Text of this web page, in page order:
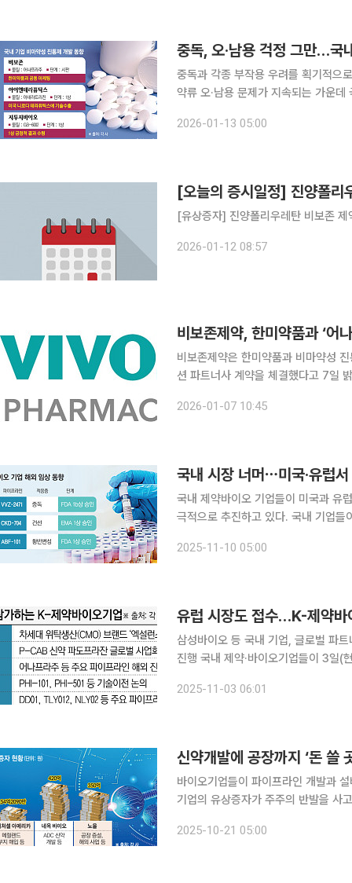
중독, 오·남용 걱정 그만…국
중독과 각종 부작용 우려를 획기적으
약류 오·남용 문제가 지속되는 가운
제린염산염)가 국내 시장을 적극적으
2026-01-13 05:00
[오늘의 증시일정] 진양폴리
[유상증자] 진양폴리우레탄 비보존
2026-01-12 08:57
비보존제약, 한미약품과 ‘어
비보존제약은 한미약품과 비마약성
션 파트너사 계약을 체결했다고 7일 밝혔다. 이번 계약으로 양사는 300병상 이하의
주 완제품을 공급하고 한미약품은 자
2026-01-07 10:45
국내 시장 너머⋯미국·유럽
국내 제약바이오 기업들이 미국과 유
극적으로 추진하고 있다. 국내 기업들
질 ‘VVZ-2471’에 대해 미국 식품의
2025-11-10 05:00
삼성바이오 등 국내 기업, 글로벌 파
진행 국내 제약·바이오기업들이 3일(현지시간)부터 5일까지 오스트리아 빈에서 열리는 유럽 최대
기술력과 경쟁력을 바탕으로 글로벌
2025-11-03 06:01
신약개발에 공장까지 ‘돈 쓸
바이오기업들이 파이프라인 개발과
기업의 유상증자가 주주의 반발을 사
등이 유상증자를 결정했다. 기업들은
2025-10-21 05:00